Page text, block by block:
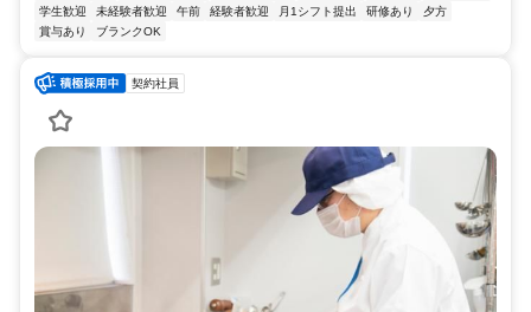
学生歓迎
未経験者歓迎 午前 経験者歓迎 月1シフト提出 研修あり
夕方
賞与あり
ブランクOK
契約社員